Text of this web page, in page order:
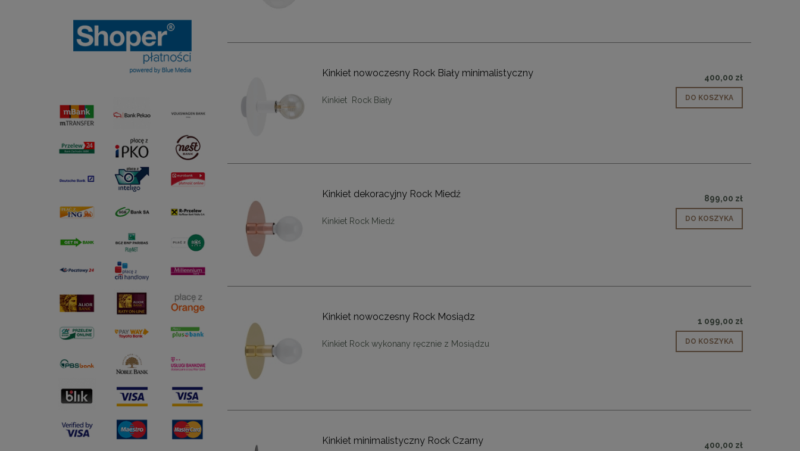
Kinkiet nowoczesny Rock Biały minimalistyczny
Kinkiet Rock Biały
400,00 zł
DO KOSZYKA
Kinkiet dekoracyjny Rock Miedź
Kinkiet Rock Miedź
899,00 zł
DO KOSZYKA
Kinkiet nowoczesny Rock Mosiądz
Kinkiet Rock wykonany ręcznie z Mosiądzu
1 099,00 zł
DO KOSZYKA
Kinkiet minimalistyczny Rock Czarny 400,00 zł